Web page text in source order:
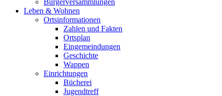
Bürgerversammlungen
Leben & Wohnen
Ortsinformationen
Zahlen und Fakten
Ortsplan
Eingemeindungen
Geschichte
Wappen
Einrichtungen
Bücherei
Jugendtreff